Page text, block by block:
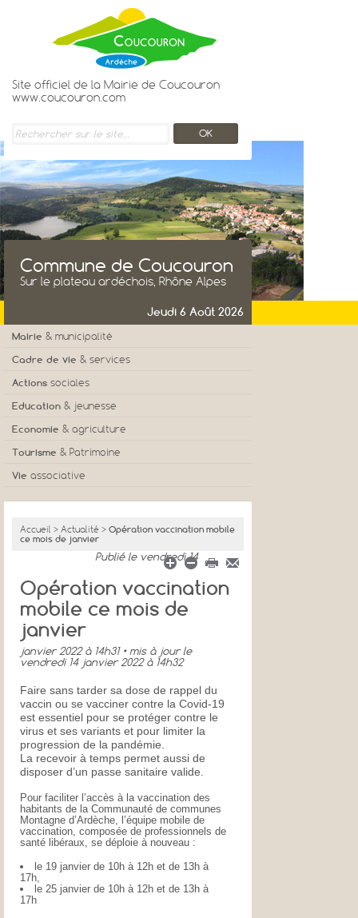
Commune de Coucouron
Sur le plateau ardéchois, Rhône Alpes
Jeudi 6 Août 2026
Mairie & municipalité
Cadre de vie & services
Actions sociales
Education & jeunesse
Economie & agriculture
Tourisme & Patrimoine
Vie associative
Accueil > Actualité > Opération vaccination mobile
ce mois de janvier
Opération vaccination
mobile ce mois de
janvier
Publié le vendredi 14
janvier 2022 à 14h31• mis à jourle
vendredi 14 janvier 2022 à 14h32
Faire sans tarder sa dose de rappel du
vaccin ou se vacciner contre la Covid-19
est essentiel pour se protéger contre le
virus et ses variants et pour limiter la
progression de la pandémie.
La recevoir à temps permet aussi de
disposer d’un passe sanitaire valide.
Pour faciliter l’accès à la vaccination des
habitants de la Communauté de communes
Montagne d’Ardèche, l’équipe mobile de
vaccination, composée de professionnels de
santé libéraux, se déploie à nouveau :
le 19 janvier de 10h à 12h et de 13h à
17h,
le 25 janvier de 10h à 12h et de 13h à
17h
Site officiel de la Mairie de Coucouron
www.coucouron.com